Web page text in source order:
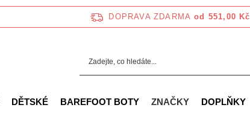
DOPRAVA ZDARMA od 551,00 Kč
DĚTSKÉ BAREFOOT BOTY ZNAČKY DOPLŇKY